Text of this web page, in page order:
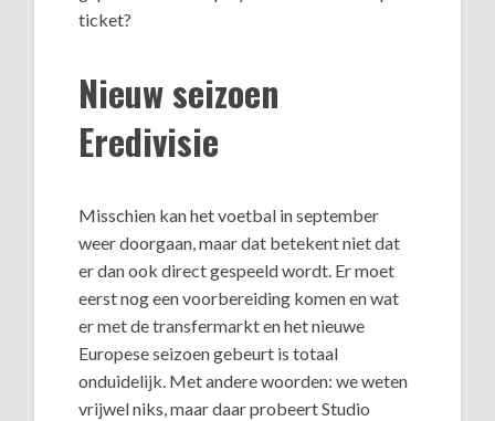
ticket?
Nieuw seizoen
Eredivisie
Misschien kan het voetbal in september
weer doorgaan, maar dat betekent niet dat
er dan ook direct gespeeld wordt. Er moet
eerst nog een voorbereiding komen en wat
er met de transfermarkt en het nieuwe
Europese seizoen gebeurt is totaal
onduidelijk. Met andere woorden: we weten
vrijwel niks, maar daar probeert Studio